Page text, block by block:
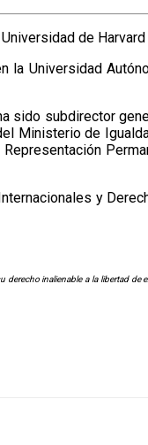
de Harvard
la Universidad
sido subdirector
Ministerio de
y
inalienable a la libertad de